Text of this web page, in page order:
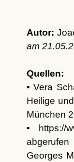
Autor:
am
Quellen:
• Vera
Heilige
München
• https://
Georges